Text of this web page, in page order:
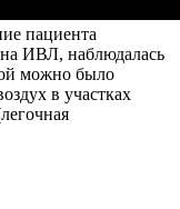
пациента
на ИВЛ, наблюдалась
можно было
в участках